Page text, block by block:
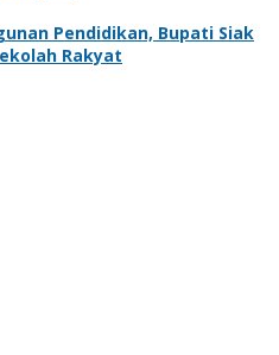
Pendidikan, Bupati Siak
Rakyat